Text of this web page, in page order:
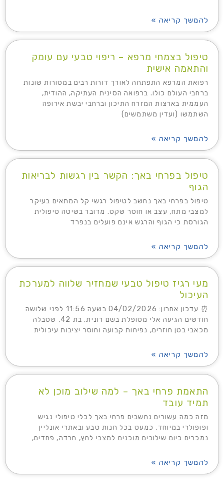
להמשך קריאה »
טיפול בצמחי מרפא – ריפוי טבעי עם עומק
והתאמה אישית
רפואת המרפא התפתחה לאורך דורות רבים במסורות שונות
ברחבי העולם כולו. ברפואה הסינית העתיקה, ההודית,
העממית בארצות המזרח התיכון וברחבי יבשת אירופה
השתמשו (ועדין משתמשים)
להמשך קריאה »
טיפול בפרחי באך: הקשר בין רגשות לבריאות
הגוף
טיפול בפרחי באך נחשב לטיפול רגשי קל המתאים בעיקר
למצבי מתח, עצב או חוסר שקט. מדובר בשיטה טיפולית
הגורסת כי הגוף והרגש אינם פועלים בנפרד
להמשך קריאה »
מעי רגיז טיפול טבעי שמחזיר שלווה למערכת
העיכול
⏰ עדכון אחרון: 04/02/2026 בשעה 11:56 לפני שלושה
חודשים הגיעה אלי מטופלת בשם רונית, בת 42, שסבלה
מכאבי בטן חוזרים, נפיחות קבועה וחוסר יציבות עיכולית
להמשך קריאה »
התאמת פרחי באך – למה שילוב מוכן לא
תמיד עובד
מזה כמה עשורים נחשבים פרחי באך לכלי טיפולי נגיש
ופופולרי במיוחד. כמעט בכל חנות טבע ובאתרי אונליין
נמכרים כיום שילובים מוכנים למצבי לחץ, חרדה, פחדים,
להמשך קריאה »